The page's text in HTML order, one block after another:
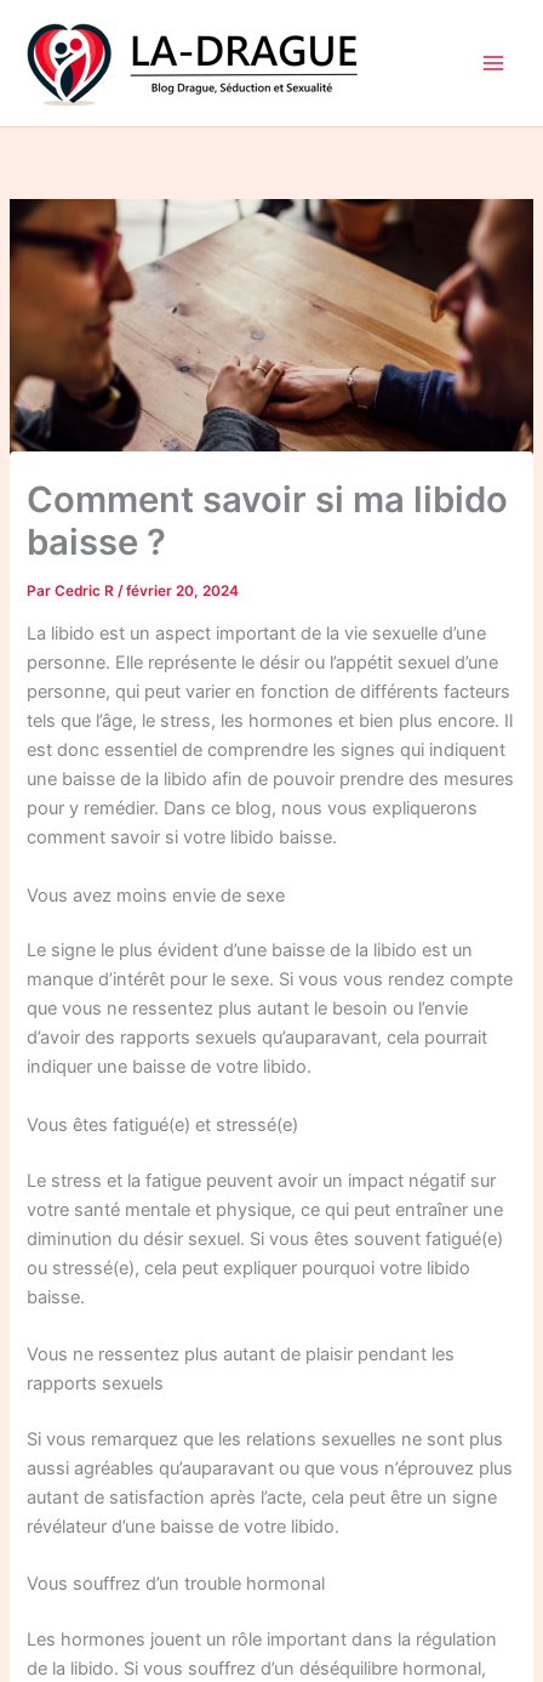
contenu
Comment savoir si ma libido
baisse ?
ParCedric R /février 20, 2024
La libido est un aspect important de la vie sexuelle d’une
personne. Elle représente le désir ou l’appétit sexuel d’une
personne, qui peut varier en fonction de différents facteurs
tels que l’âge, le stress, les hormones et bien plus encore. Il
est donc essentiel de comprendre les signes qui indiquent
une baisse de la libido afin de pouvoir prendre des mesures
pour y remédier. Dans ce blog, nous vous expliquerons
comment savoir si votre libido baisse.
Vous avez moins envie de sexe
Le signe le plus évident d’une baisse de la libido est un
manque d’intérêt pour le sexe. Si vous vous rendez compte
que vous ne ressentez plus autant le besoin ou l’envie
d’avoir des rapports sexuels qu’auparavant, cela pourrait
indiquer une baisse de votre libido.
Vous êtes fatigué(e) et stressé(e)
Le stress et la fatigue peuvent avoir un impact négatif sur
votre santé mentale et physique, ce qui peut entraîner une
diminution du désir sexuel. Si vous êtes souvent fatigué(e)
ou stressé(e), cela peut expliquer pourquoi votre libido
baisse.
Vous ne ressentez plus autant de plaisir pendant les
rapports sexuels
Si vous remarquez que les relations sexuelles ne sont plus
aussi agréables qu’auparavant ou que vous n’éprouvez plus
autant de satisfaction après l’acte, cela peut être un signe
révélateur d’une baisse de votre libido.
Vous souffrez d’un trouble hormonal
Les hormones jouent un rôle important dans la régulation
de la libido. Si vous souffrez d’un déséquilibre hormonal,